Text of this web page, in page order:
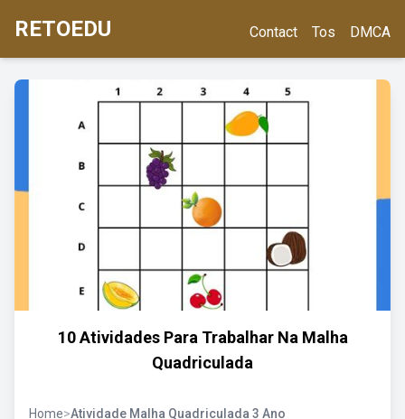
RETOEDU Contact Tos DMCA
10 Atividades Para Trabalhar Na Malha
Quadriculada
Home>Atividade Malha Quadriculada 3 Ano